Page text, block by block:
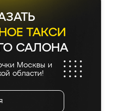
ТАКСИ
САЛОНА
Москвы и
области!